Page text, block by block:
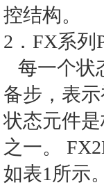
控结构。
2．FX系列
每一个状
备步，表
状态元件
之一。
如表1所示